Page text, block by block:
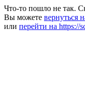
Что-то пошло не так.
Вы можете вернуться
или перейти на https://